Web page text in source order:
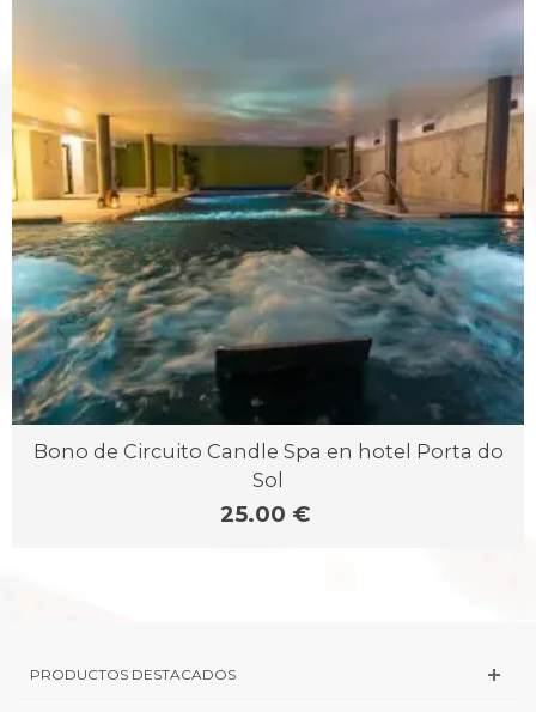
Bono de Circuito Candle Spa en hotel Porta do
Sol
25.00 €
PRODUCTOS DESTACADOS